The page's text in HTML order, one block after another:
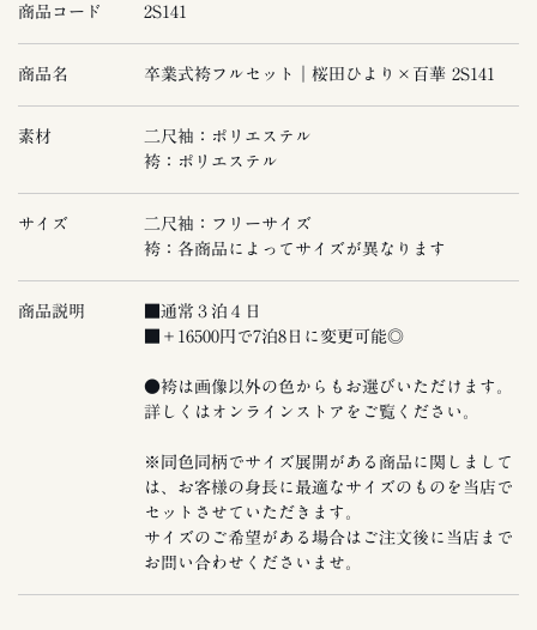
商品コード 2S141
商品名 卒業式袴フルセット｜桜田ひより×百華 2S141
素材
二尺袖：ポリエステル
袴：ポリエステル
サイズ
二尺袖：フリーサイズ
袴：各商品によってサイズが異なります
商品説明
■通常３泊４日
■＋16500円で7泊8日に変更可能◎
●袴は画像以外の色からもお選びいただけます。
詳しくはオンラインストアをご覧ください。
※同色同柄でサイズ展開がある商品に関しまして
は、お客様の身長に最適なサイズのものを当店で
セットさせていただきます。
サイズのご希望がある場合はご注文後に当店まで
お問い合わせくださいませ。